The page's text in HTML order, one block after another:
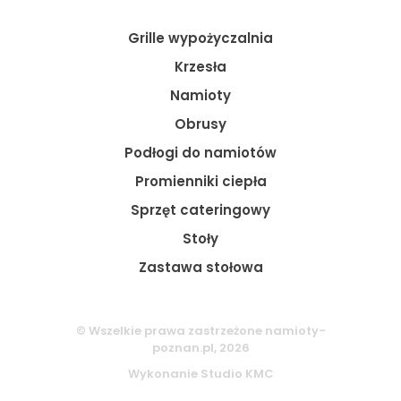
Grille wypożyczalnia
Krzesła
Namioty
Obrusy
Podłogi do namiotów
Promienniki ciepła
Sprzęt cateringowy
Stoły
Zastawa stołowa
© Wszelkie prawa zastrzeżone namioty-
poznan.pl, 2026
Wykonanie Studio KMC